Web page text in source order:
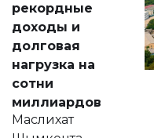
рекордные
доходы и
долговая
нагрузка на
сотни
миллиардов
Маслихат